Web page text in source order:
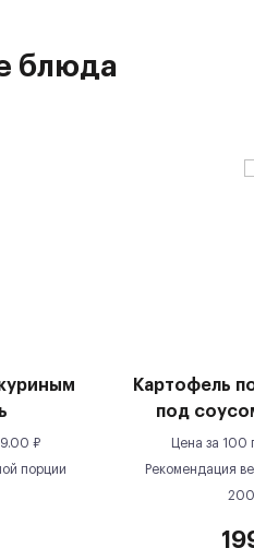
блюда
₽
порции
Картофель
под
Цена за 100
Рекомендация
200